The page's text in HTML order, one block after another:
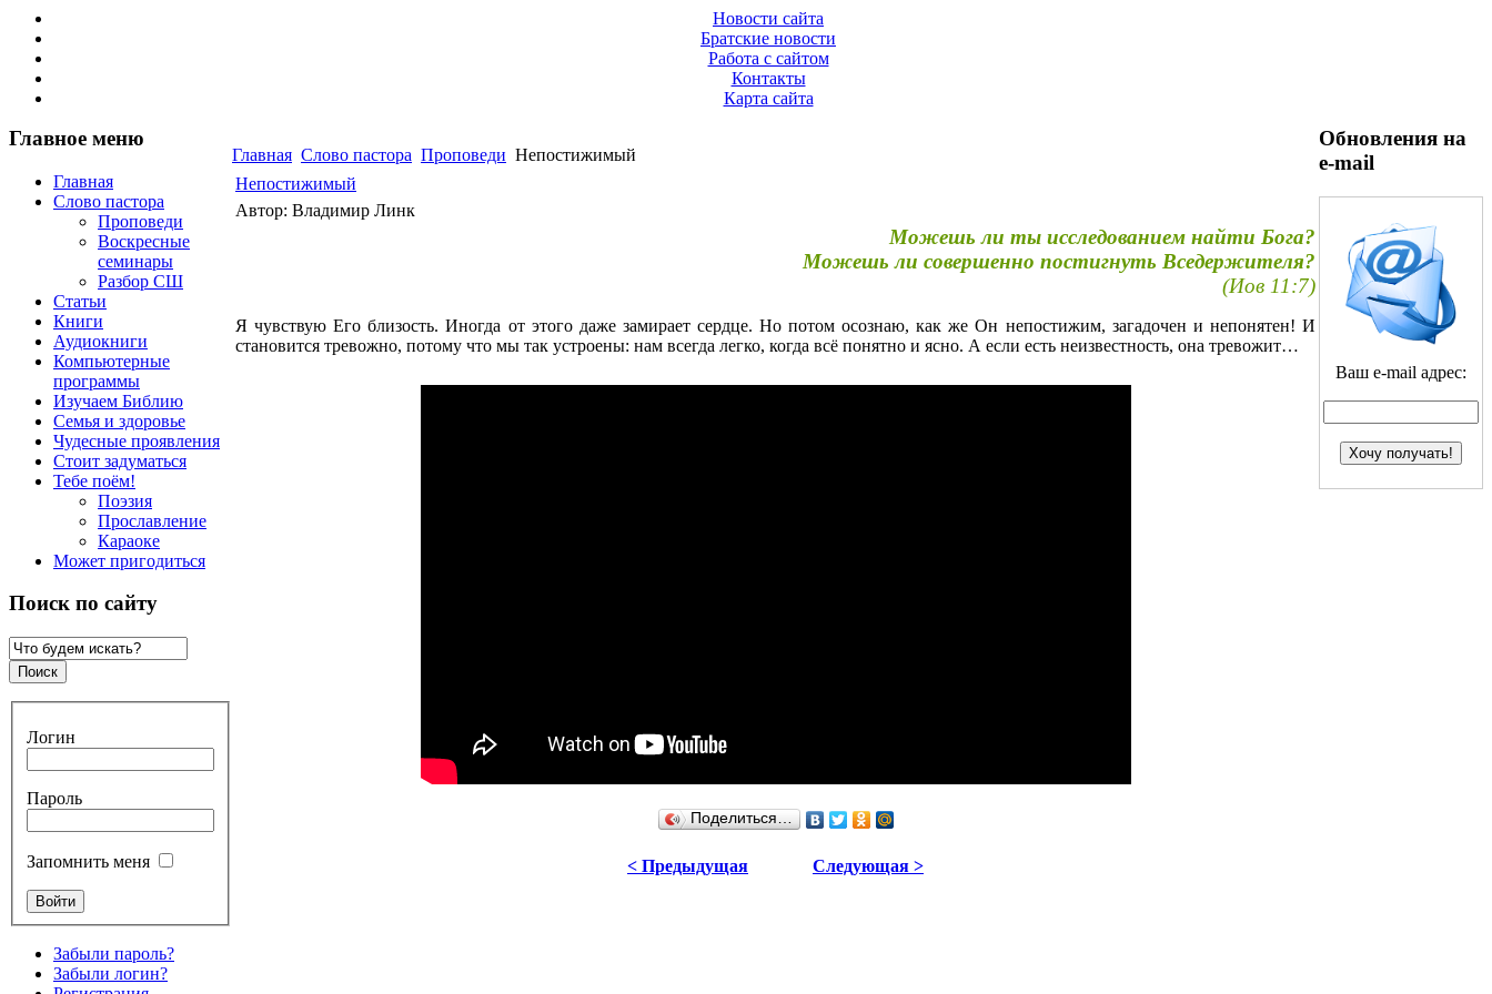
Новости сайта
Братские новости
Работа с сайтом
Контакты
Карта сайта
Главное меню
Главная
Слово пастора
Проповеди
Воскресные
семинары
Разбор СШ
Статьи
Книги
Аудиокниги
Компьютерные
программы
Изучаем Библию
Семья и здоровье
Чудесные проявления
Стоит задуматься
Тебе поём!
Поэзия
Прославление
Караоке
Может пригодиться
Поиск по сайту
Логин
Пароль
Запомнить меня
Забыли пароль?
Забыли логин?
Главная Слово пастора Проповеди Непостижимый
Непостижимый
Автор: Владимир Линк
Можешь ли ты исследованием найти Бога?
Можешь ли совершенно постигнуть Вседержителя?
(Иов 11:7)
Я чувствую Его близость. Иногда от этого даже замирает сердце. Но потом осознаю, как же Он непостижим, загадочен и непонятен! И
становится тревожно, потому что мы так устроены: нам всегда легко, когда всё понятно и ясно. А если есть неизвестность, она тревожит…
Поделиться…
< Предыдущая Следующая >
Обновления на
e-mail
Ваш e-mail адрес: